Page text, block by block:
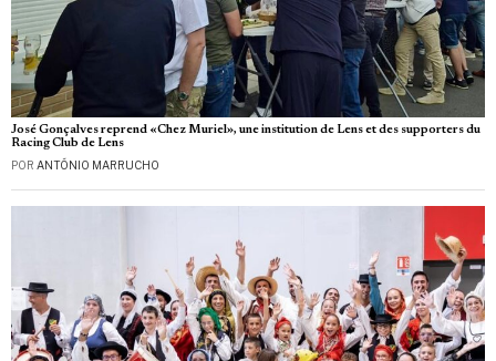
José Gonçalves reprend «Chez Muriel», une institution de Lens et des supporters du
Racing Club de Lens
POR ANTÓNIO MARRUCHO